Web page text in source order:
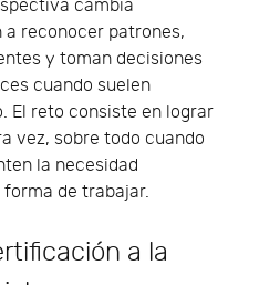
cambia
a reconocer patrones,
y toman decisiones
cuando suelen
El reto consiste en lograr
vez, sobre todo cuando
la necesidad
de trabajar.
a la